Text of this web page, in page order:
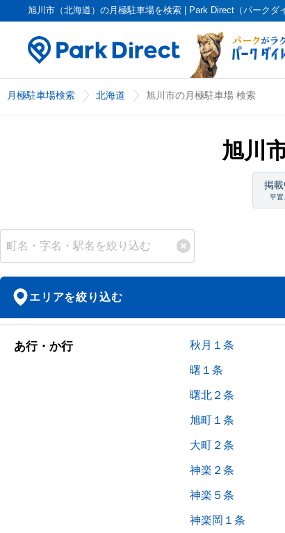
旭川市（北海道）の月極駐車場を検索 | Park Direct（パークダ
月極駐車場検索 北海道 旭川市の月極駐車場 検索
旭川
掲
平置
エリアを絞り込む
あ行・か行 秋月１条
曙１条
曙北２条
旭町１条
大町２条
神楽２条
神楽５条
神楽岡１条